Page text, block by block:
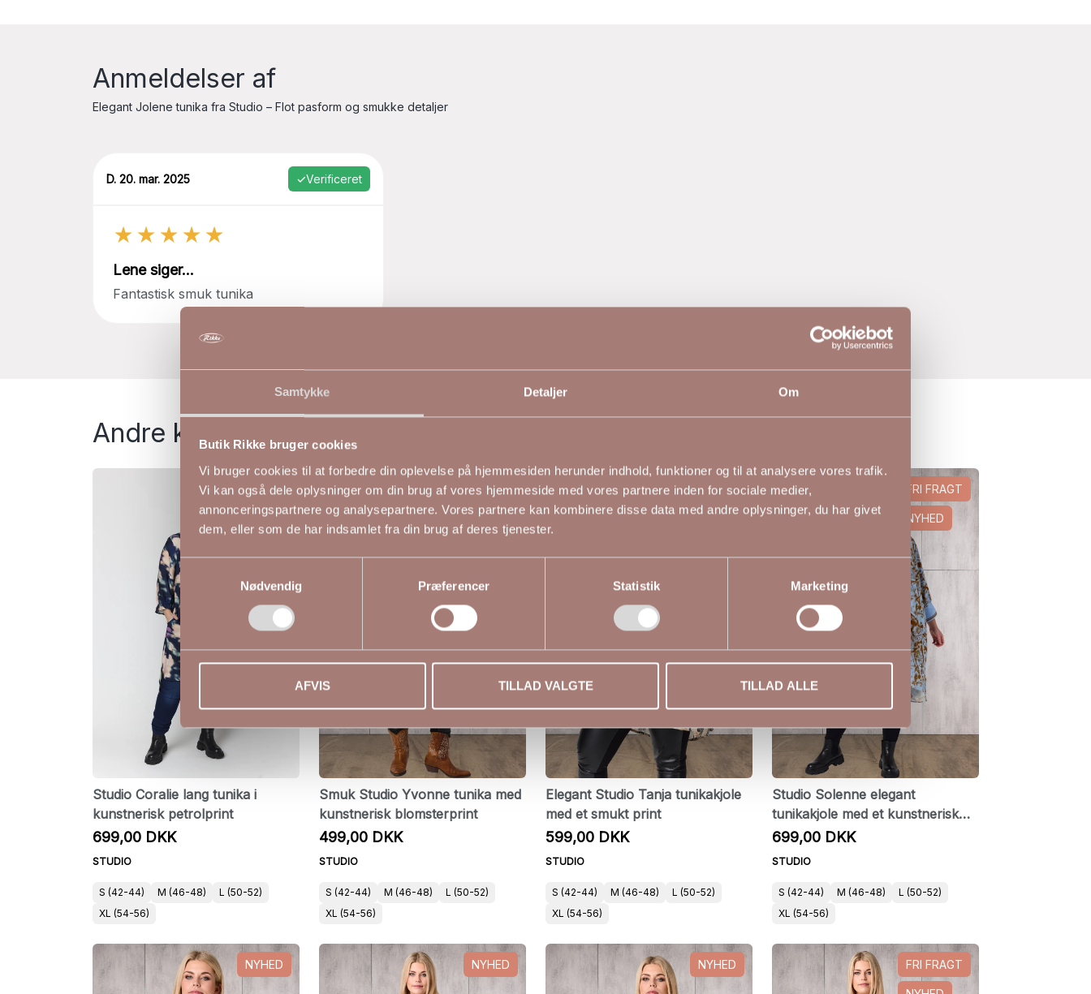
Samtykke Detaljer Om
Butik Rikke bruger cookies
Vi bruger cookies til at forbedre din oplevelse på hjemmesiden herunder indhold, funktioner og til at analysere vores trafik.
Vi kan også dele oplysninger om din brug af vores hjemmeside med vores partnere inden for sociale medier,
annonceringspartnere og analysepartnere. Vores partnere kan kombinere disse data med andre oplysninger, du har givet
dem, eller som de har indsamlet fra din brug af deres tjenester.
Samtykkevalg
Nødvendig
Præferencer Statistik Marketing
AFVIS TILLAD VALGTE TILLAD ALLE
Anmeldelser af
Elegant Jolene tunika fra Studio – Flot pasform og smukke detaljer
D. 20. mar. 2025 ✓Verificeret
★★★★★
Lene siger...
Fantastisk smuk tunika
Andre kiggede på
FRI FRAGT
NYHED
Studio Coralie lang tunika i
kunstnerisk petrolprint
699,00 DKK
STUDIO
S (42-44) M (46-48)
L (50-52)
XL (54-56)
NYHED
Smuk Studio Yvonne tunika med
kunstnerisk blomsterprint
499,00 DKK
STUDIO
S (42-44) M (46-48)
L (50-52)
XL (54-56)
NYHED
Elegant Studio Tanja tunikakjole
med et smukt print
599,00 DKK
STUDIO
S (42-44) M (46-48)
L (50-52)
XL (54-56)
FRI FRAGT
NYHED
Studio Solenne elegant
tunikakjole med et kunstnerisk
print
699,00 DKK
STUDIO
S (42-44) M (46-48)
L (50-52)
XL (54-56)
NYHED NYHED NYHED FRI FRAGT